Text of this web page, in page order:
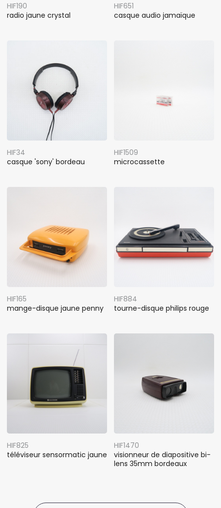
HIF190
radio jaune crystal
HIF651
casque audio jamaïque
HIF34
casque 'sony' bordeau
HIF1509
microcassette
HIF165
mange-disque jaune penny
HIF884
tourne-disque philips rouge
HIF825
téléviseur sensormatic jaune
HIF1470
visionneur de diapositive bi-
lens 35mm bordeaux